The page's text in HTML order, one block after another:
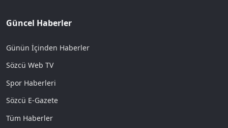
Güncel Haberler
Günün İçinden Haberler
Sözcü Web TV
Spor Haberleri
Sözcü E-Gazete
Tüm Haberler